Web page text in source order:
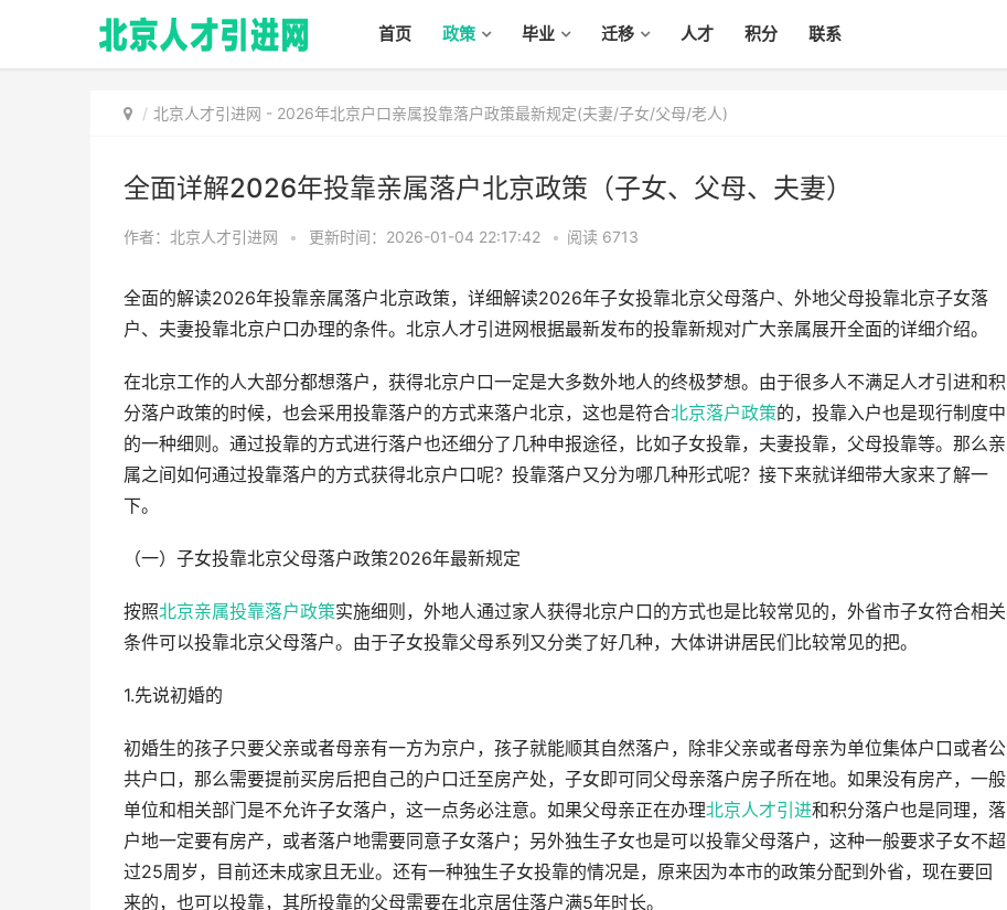
首页 政策 毕业 迁移 人才 积分 联系
北京人才引进网 - 2026年北京户口亲属投靠落户政策最新规定(夫妻/子女/父母/老人)
全面详解2026年投靠亲属落户北京政策（子女、父母、夫妻）
作者：北京人才引进网 • 更新时间：2026-01-04 22:17:42 • 阅读 6713
全面的解读2026年投靠亲属落户北京政策，详细解读2026年子女投靠北京父母落户、外地父母投靠北京子女落
户、夫妻投靠北京户口办理的条件。北京人才引进网根据最新发布的投靠新规对广大亲属展开全面的详细介绍。
在北京工作的人大部分都想落户，获得北京户口一定是大多数外地人的终极梦想。由于很多人不满足人才引进和积
分落户政策的时候，也会采用投靠落户的方式来落户北京，这也是符合北京落户政策的，投靠入户也是现行制度中
的一种细则。通过投靠的方式进行落户也还细分了几种申报途径，比如子女投靠，夫妻投靠，父母投靠等。那么亲
属之间如何通过投靠落户的方式获得北京户口呢？投靠落户又分为哪几种形式呢？接下来就详细带大家来了解一
下。
（一）子女投靠北京父母落户政策2026年最新规定
按照北京亲属投靠落户政策实施细则，外地人通过家人获得北京户口的方式也是比较常见的，外省市子女符合相关
条件可以投靠北京父母落户。由于子女投靠父母系列又分类了好几种，大体讲讲居民们比较常见的把。
1.先说初婚的
初婚生的孩子只要父亲或者母亲有一方为京户，孩子就能顺其自然落户，除非父亲或者母亲为单位集体户口或者公
共户口，那么需要提前买房后把自己的户口迁至房产处，子女即可同父母亲落户房子所在地。如果没有房产，一般
单位和相关部门是不允许子女落户，这一点务必注意。如果父母亲正在办理北京人才引进和积分落户也是同理，落
户地一定要有房产，或者落户地需要同意子女落户；另外独生子女也是可以投靠父母落户，这种一般要求子女不超
过25周岁，目前还未成家且无业。还有一种独生子女投靠的情况是，原来因为本市的政策分配到外省，现在要回
来的，也可以投靠，其所投靠的父母需要在北京居住落户满5年时长。